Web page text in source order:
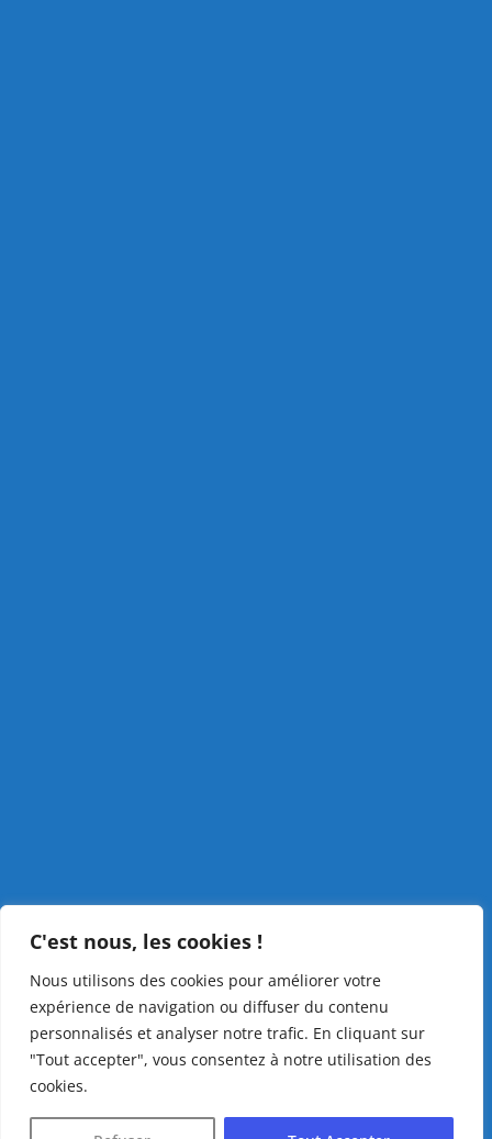
C'est nous, les cookies !
Nous utilisons des cookies pour améliorer votre
expérience de navigation ou diffuser du contenu
personnalisés et analyser notre trafic. En cliquant sur
"Tout accepter", vous consentez à notre utilisation des
cookies.